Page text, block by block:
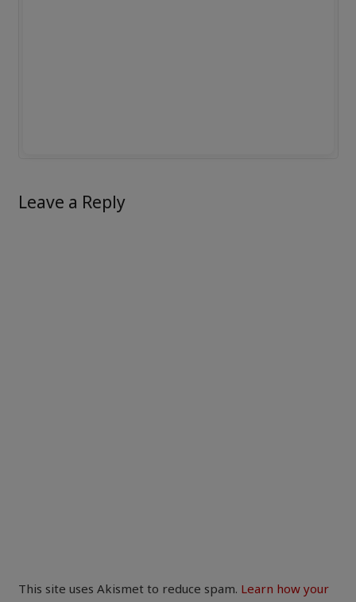
Leave a Reply
This site uses Akismet to reduce spam. Learn how your